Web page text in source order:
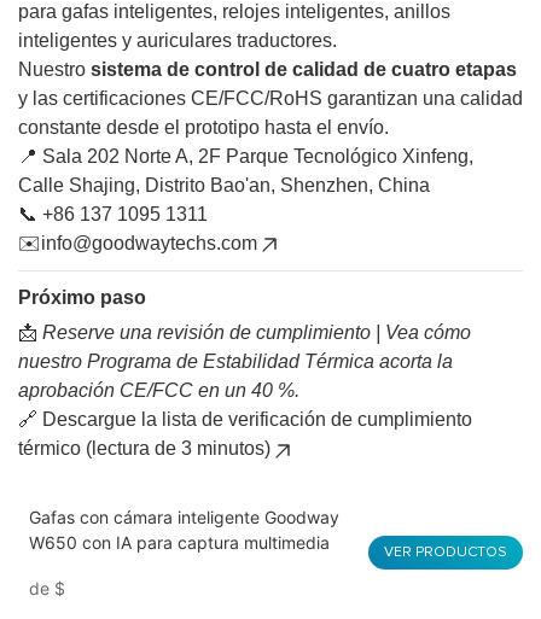
para gafas inteligentes, relojes inteligentes, anillos
inteligentes y auriculares traductores.
Nuestro sistema de control de calidad de cuatro etapas
y las certificaciones CE/FCC/RoHS garantizan una calidad
constante desde el prototipo hasta el envío.
📍 Sala 202 Norte A, 2F Parque Tecnológico Xinfeng,
Calle Shajing, Distrito Bao'an, Shenzhen, China
📞 +86 137 1095 1311
✉️info@goodwaytechs.com
Próximo paso
📩 Reserve una revisión de cumplimiento | Vea cómo
nuestro Programa de Estabilidad Térmica acorta la
aprobación CE/FCC en un 40 %.
🔗 Descargue la lista de verificación de cumplimiento
térmico (lectura de 3 minutos)
Gafas con cámara inteligente Goodway
W650 con IA para captura multimedia
de $
VER PRODUCTOS